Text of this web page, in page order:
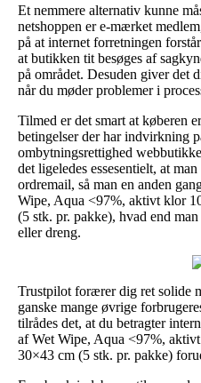
Et nemmere alternativ kunne
netshoppen er e-mærket
på at internet forretningen
at butikken tit besøges af
på området. Desuden giver det
når du møder problemer i
Tilmed er det smart at køberen
betingelser der har indvirkning
ombytningsrettighed
det ligeledes essesentielt, at
ordremail, så man en anden
Wipe, Aqua <97%, aktivt klor
(5 stk. pr. pakke), hvad end
eller dreng.
Trustpilot forærer dig ret solide
ganske mange øvrige
tilrådes det, at du betragter
af Wet Wipe, Aqua <97%,
30×43 cm (5 stk. pr. pakke)